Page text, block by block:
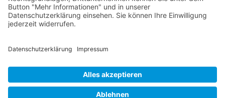
Cookie-Einstellungen
Datenschutz Impressum
Intern